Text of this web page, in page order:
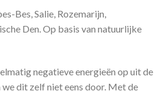
Bes, Salie, Rozemarijn,
Den. Op basis van natuurlijke
negatieve energieën op uit de
dit zelf niet eens door. Met de